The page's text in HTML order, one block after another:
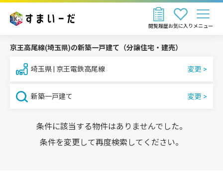
お気に入り
閲覧履歴 メニュー
京王高尾線(埼玉県)の新築一戸建て（分譲住宅・建売）
埼玉県 | 京王電鉄高尾線
新築一戸建て
条件に該当する物件はありませんでした。
条件を変更して再度検索してください。